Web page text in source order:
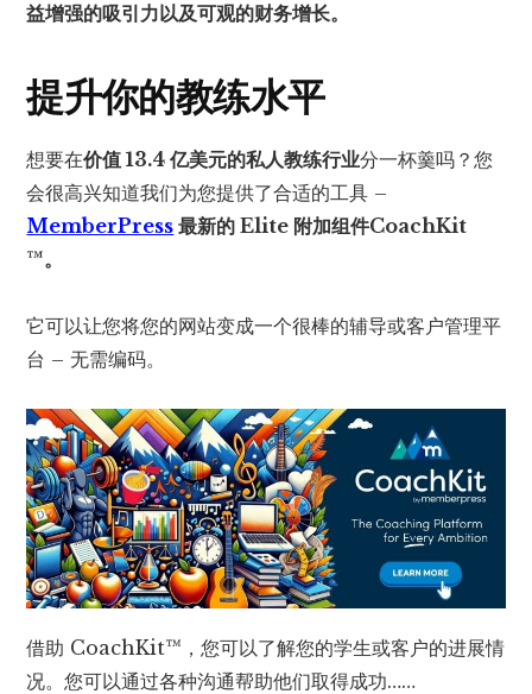
益增强的吸引力以及可观的财务增长。
提升你的教练水平
想要在价值 13.4 亿美元的私人教练行业分一杯羹吗？您
会很高兴知道我们为您提供了合适的工具 –
MemberPress 最新的 Elite 附加组件CoachKit
™。
它可以让您将您的网站变成一个很棒的辅导或客户管理平
台 – 无需编码。
借助 CoachKit™，您可以了解您的学生或客户的进展情
况。您可以通过各种沟通帮助他们取得成功……